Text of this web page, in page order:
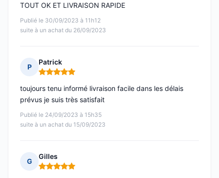
Publié le 30/09/2023 à 11h12
suite à un achat du 26/09/2023
TOUT OK ET LIVRAISON RAPIDE
P
Patrick
Note : 5 sur 5
Publié le 24/09/2023 à 15h35
suite à un achat du 15/09/2023
toujours tenu informé livraison facile dans les délais
prévus je suis très satisfait
G
Gilles
Note : 5 sur 5